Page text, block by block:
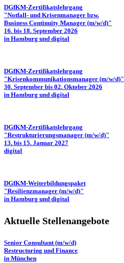
DGfKM-Zertifikatslehrgang
"Notfall- und Krisenmanager bzw.
Business Continuity Manager (m/w/d)"
16. bis 18. September 2026
in Hamburg und digital
DGfKM-Zertifikatslehrgang
"Krisenkommunikationsmanager (m/w/d)"
30. September bis 02. Oktober 2026
in Hamburg und digital
DGfKM-Zertifikatslehrgang
"Restrukturierungsmanager (m/w/d)"
13. bis 15. Januar 2027
digital
DGfKM-Weiterbildungspaket
"Resilienzmanager (m/w/d)"
in Hamburg und digital
Aktuelle Stellenangebote
Senior Consultant (m/w/d)
Restructuring und Finance
in München